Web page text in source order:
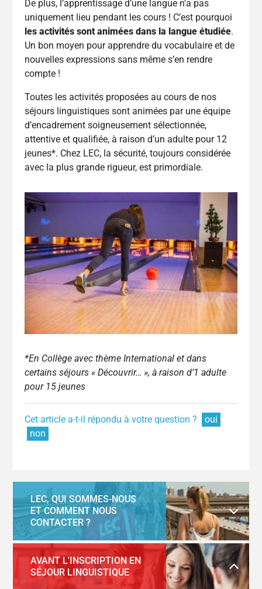
De plus, l’apprentissage d’une langue n’a pas
uniquement lieu pendant les cours ! C’est pourquoi
les activités sont animées dans la langue étudiée.
Un bon moyen pour apprendre du vocabulaire et de
nouvelles expressions sans même s’en rendre
compte !
Toutes les activités proposées au cours de nos
séjours linguistiques sont animées par une équipe
d’encadrement soigneusement sélectionnée,
attentive et qualifiée, à raison d’un adulte pour 12
jeunes*. Chez LEC, la sécurité, toujours considérée
avec la plus grande rigueur, est primordiale.
*En Collège avec thème International et dans
certains séjours « Découvrir… », à raison d’1 adulte
pour 15 jeunes
Cet article a-t-il répondu à votre question ?
oui
non
LEC, QUI SOMMES-NOUS
ET COMMENT NOUS
CONTACTER ?
AVANT L'INSCRIPTION EN
SÉJOUR LINGUISTIQUE